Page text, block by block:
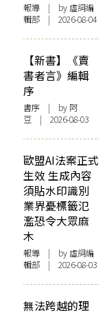
報導 | by 虛詞編
輯部 | 2026-08-04
【新書】《賣
書者言》編輯
序
書序 | by 阿
豆 | 2026-08-03
歐盟AI法案正式
生效 生成內容
須貼水印識別
業界憂標籤氾
濫恐令大眾麻
木
報導 | by 虛詞編
輯部 | 2026-08-03
無法跨越的理